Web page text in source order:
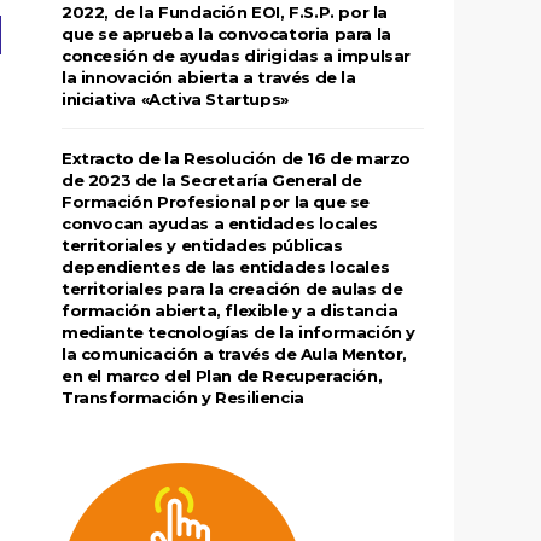
2022, de la Fundación EOI, F.S.P. por la
que se aprueba la convocatoria para la
concesión de ayudas dirigidas a impulsar
la innovación abierta a través de la
iniciativa «Activa Startups»
Extracto de la Resolución de 16 de marzo
de 2023 de la Secretaría General de
Formación Profesional por la que se
convocan ayudas a entidades locales
territoriales y entidades públicas
dependientes de las entidades locales
territoriales para la creación de aulas de
formación abierta, flexible y a distancia
mediante tecnologías de la información y
la comunicación a través de Aula Mentor,
en el marco del Plan de Recuperación,
Transformación y Resiliencia